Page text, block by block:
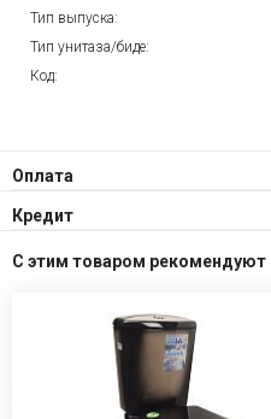
Тип выпуска:
Тип унитаза/биде:
Код:
Оплата
Кредит
С этим товаром рекомендуют